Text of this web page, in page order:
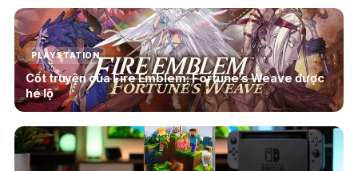
PLAYSTATION
Cốt truyện của Fire Emblem: Fortune’s Weave được
hé lộ